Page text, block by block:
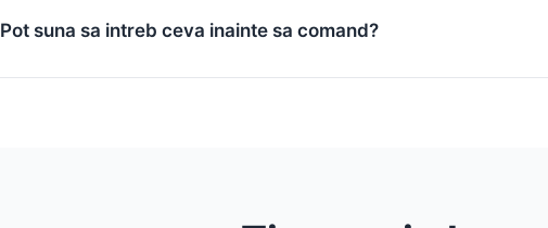
Pot suna sa intreb ceva inainte sa comand?